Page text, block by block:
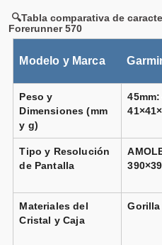
🔍Tabla comparativa de
Forerunner 570
Modelo y Marca
Peso y
Dimensiones (mm
y g)
45mm:
Tipo y Resolución
de Pantalla
Materiales del
Cristal y Caja